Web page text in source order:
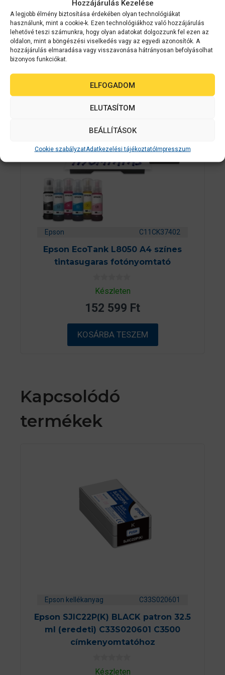
Hozzájárulás Kezelése
A legjobb élmény biztosítása érdekében olyan technológiákat
használunk, mint a cookie-k. Ezen technológiákhoz való hozzájárulás
lehetővé teszi számunkra, hogy olyan adatokat dolgozzunk fel ezen az
oldalon, mint a böngészési viselkedés vagy az egyedi azonosítók. A
hozzájárulás elmaradása vagy visszavonása hátrányosan befolyásolhat
bizonyos funkciókat.
ELFOGADOM
ELUTASÍTOM
BEÁLLÍTÁSOK
Cookie szabályzatAdatkezelési tájékoztatóImpresszum
a
z
5
-
b
ő
230 900Ft
KOSÁRBA TESZEM
Epson C11CK37402
Epson EcoTank L8050 A4 színes
tintasugaras fotónyomtató
0
a
5
b
ő
l
Készleten
152 599 Ft
KOSÁRBA TESZEM
Kapcsolódó
termékek
Epson kellékanyag C33S020601
Epson SJIC22P(K) BLACK patron 32.5
ml (eredeti) C33S020601 C3500
címkenyomtatóhoz
0Készleten